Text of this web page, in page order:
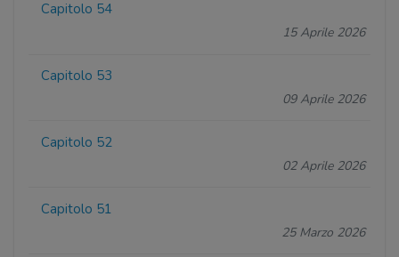
Capitolo 54
15 Aprile 2026
Capitolo 53
09 Aprile 2026
Capitolo 52
02 Aprile 2026
Capitolo 51
25 Marzo 2026